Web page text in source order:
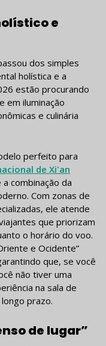
e
dos simples
holística e a
estão procurando
em iluminação
e culinária
perfeito para
de Xi'an
combinação da
Com zonas de
ele atende
que priorizam
o horário do voo.
e Ocidente”
que, se você
não tiver uma
na sala de
prazo.
de lugar”